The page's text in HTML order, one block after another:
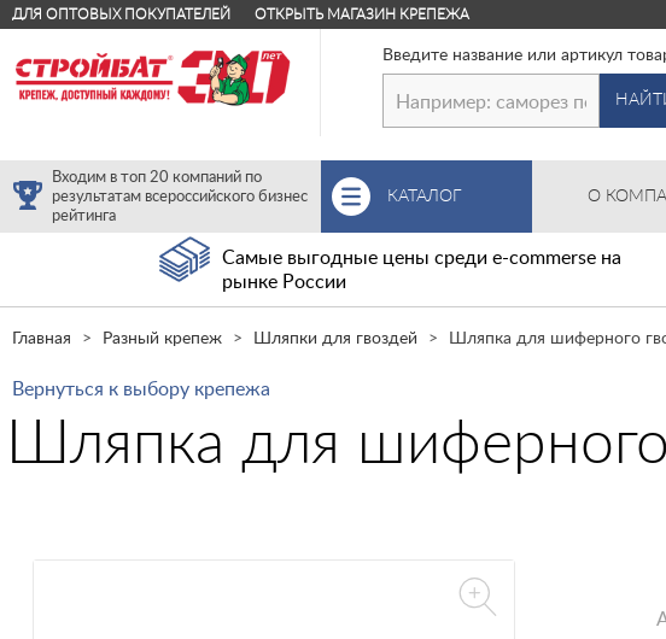
ДЛЯ ОПТОВЫХ ПОКУПАТЕЛЕЙ ОТКРЫТЬ МАГАЗИН КРЕПЕЖА
Введите название или артикул
Входим в топ 20 компаний по
результатам всероссийского бизнес
рейтинга
КАТАЛОГ О
Самые выгодные цены среди e-commerse на
рынке России
Главная Разный крепеж Шляпки для гвоздей Шляпка для шиферного
Вернуться к выбору крепежа
Шляпка для